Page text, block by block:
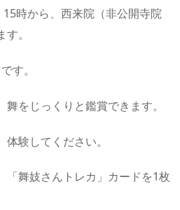
時から、西来院（非公開寺院
。
す。
をじっくりと鑑賞できます。
験してください。
「舞妓さんトレカ」カードを1枚